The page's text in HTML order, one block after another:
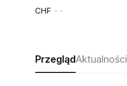
--
PrzeglądAktualności